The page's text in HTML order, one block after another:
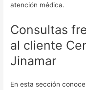
atención médica.
Consultas
al cliente
Jinamar
En esta sección